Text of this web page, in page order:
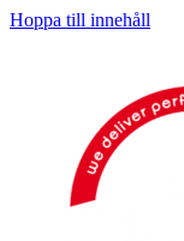
Hoppa till innehåll